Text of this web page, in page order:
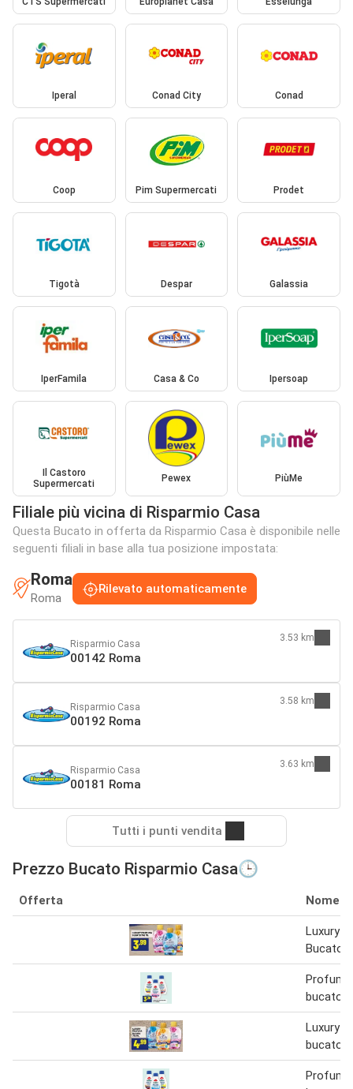
Iperal Conad City Conad
Coop Pim Supermercati Prodet
Tigotà Despar Galassia
IperFamila Casa & Co Ipersoap
Il Castoro
Supermercati
Pewex PiùMe
Filiale più vicina di Risparmio Casa
Questa Bucato in offerta da Risparmio Casa è disponibile nelle
seguenti filiali in base alla tua posizione impostata:
Roma
Roma
Rilevato automaticamente
Risparmio Casa
00142 Roma
3.53 km
Risparmio Casa
00192 Roma
3.58 km
Risparmio Casa
00181 Roma
3.63 km
Tutti i punti vendita
Prezzo Bucato Risparmio Casa🕒
Offerta Nome
Luxury
Bucato
bucato
Luxury
bucato